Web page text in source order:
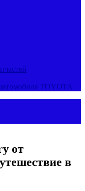
TOYOTA
от
в